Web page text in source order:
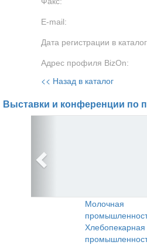
E-mail:
Дата регистрации в
Адрес профиля BizOn:
<< Назад в каталог
Выставки и конференции по
Молочная
Хлебопекарная